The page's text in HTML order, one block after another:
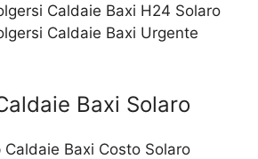
Caldaie Baxi H24 Solaro
Caldaie Baxi Urgente
Baxi Solaro
Caldaie Baxi Costo Solaro